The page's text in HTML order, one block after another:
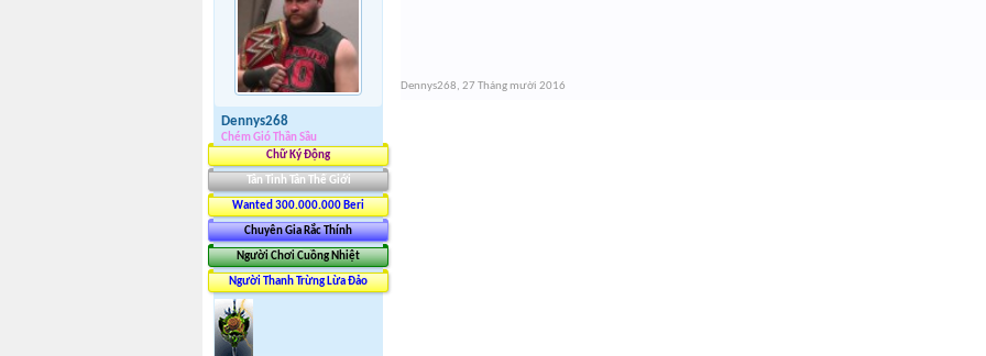
Dennys268
Chém Gió Thần Sầu
Chữ Ký Động
Tân Tinh Tân Thế Giới
Wanted 300.000.000 Beri
Chuyên Gia Rắc Thính
Người Chơi Cuồng Nhiệt
Người Thanh Trừng Lừa Đảo
Dennys268, 27 Tháng mười 2016